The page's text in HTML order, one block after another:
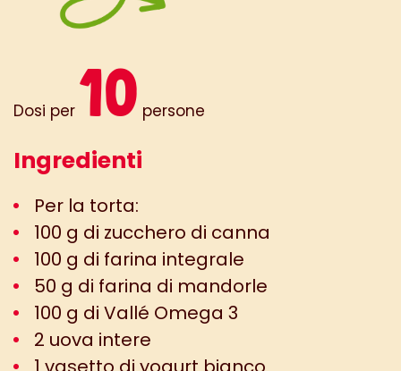
Dosi per 10 persone
Ingredienti
Per la torta:
100 g di zucchero di canna
100 g di farina integrale
50 g di farina di mandorle
100 g di Vallé Omega 3
2 uova intere